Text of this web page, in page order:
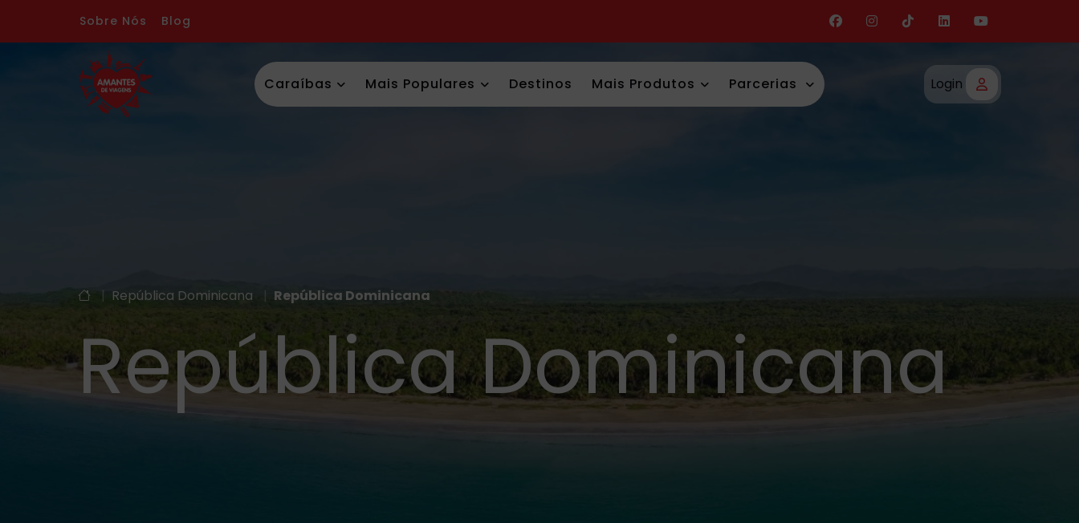
Sobre Nós Blog
Caraíbas Mais Populares Destinos Mais Produtos Parcerias Login
| República Dominicana | República Dominicana
República Dominicana